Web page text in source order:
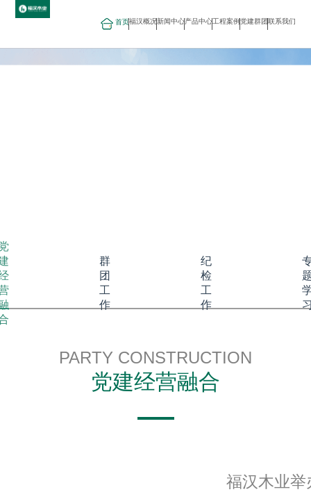
首页福汉概况新闻中心产品中心工程案例党建群团联系我们
群
团
工
作
纪
检
工
作
PARTY CONSTRUCTION
党建经营融合
福汉木业举